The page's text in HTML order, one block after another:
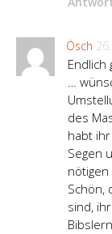
Ösch
…
des
habt
Segen
Schön,
sind,